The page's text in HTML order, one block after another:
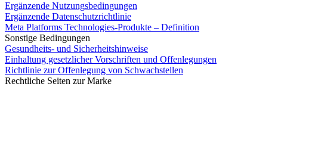
Ergänzende Nutzungsbedingungen
Ergänzende Datenschutzrichtlinie
Meta Platforms Technologies-Produkte – Definition
Sonstige Bedingungen
Gesundheits- und Sicherheitshinweise
Einhaltung gesetzlicher Vorschriften und Offenlegungen
Richtlinie zur Offenlegung von Schwachstellen
Rechtliche Seiten zur Marke